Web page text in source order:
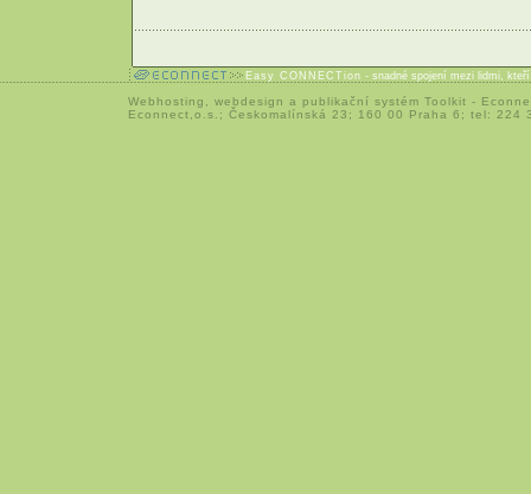
Easy CONNECTion - snadné spojení mezi lidmi,
Webhosting webdesign a publikační systém Toolkit -
Econnect,o.s.; Českomalínská 23; 160 00 Praha 6; tel: 224